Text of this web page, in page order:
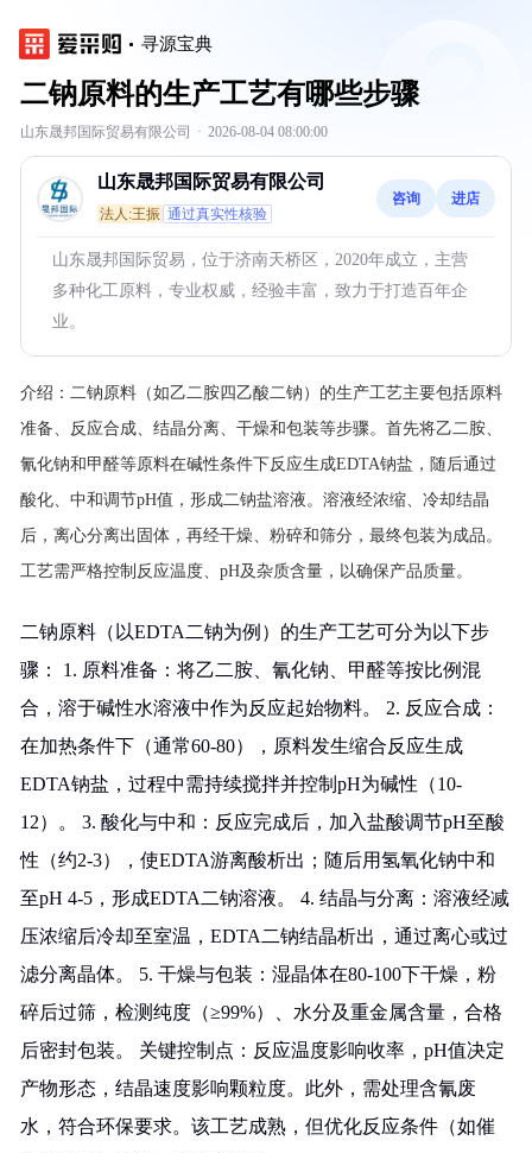
寻源宝典
二钠原料的生产工艺有哪些步骤
山东晟邦国际贸易有限公司 · 2026-08-04 08:00:00
山东晟邦国际贸易有限公司
法人:王振 通过真实性核验
咨询 进店
山东晟邦国际贸易，位于济南天桥区，2020年成立，主营
多种化工原料，专业权威，经验丰富，致力于打造百年企
业。
介绍： 二钠原料（如乙二胺四乙酸二钠）的生产工艺主要包括原料
准备、反应合成、结晶分离、干燥和包装等步骤。首先将乙二胺、
氰化钠和甲醛等原料在碱性条件下反应生成EDTA钠盐，随后通过
酸化、中和调节pH值，形成二钠盐溶液。溶液经浓缩、冷却结晶
后，离心分离出固体，再经干燥、粉碎和筛分，最终包装为成品。
工艺需严格控制反应温度、pH及杂质含量，以确保产品质量。
二钠原料（以EDTA二钠为例）的生产工艺可分为以下步
骤： 1. 原料准备：将乙二胺、氰化钠、甲醛等按比例混
合，溶于碱性水溶液中作为反应起始物料。 2. 反应合成：
在加热条件下（通常60-80），原料发生缩合反应生成
EDTA钠盐，过程中需持续搅拌并控制pH为碱性（10-
12）。 3. 酸化与中和：反应完成后，加入盐酸调节pH至酸
性（约2-3），使EDTA游离酸析出；随后用氢氧化钠中和
至pH 4-5，形成EDTA二钠溶液。 4. 结晶与分离：溶液经减
压浓缩后冷却至室温，EDTA二钠结晶析出，通过离心或过
滤分离晶体。 5. 干燥与包装：湿晶体在80-100下干燥，粉
碎后过筛，检测纯度（≥99%）、水分及重金属含量，合格
后密封包装。 关键控制点：反应温度影响收率，pH值决定
产物形态，结晶速度影响颗粒度。此外，需处理含氰废
水，符合环保要求。该工艺成熟，但优化反应条件（如催